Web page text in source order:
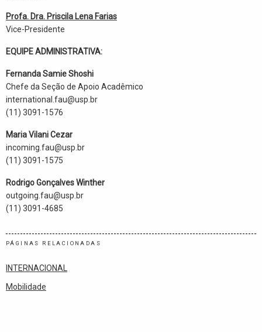
Profa. Dra. Priscila Lena Farias
Vice-Presidente
EQUIPE ADMINISTRATIVA:
Fernanda Samie Shoshi
Chefe da Seção de Apoio Acadêmico
international.fau@usp.br
(11) 3091-1576
Maria Vilani Cezar
incoming.fau@usp.br
(11) 3091-1575
Rodrigo Gonçalves Winther
outgoing.fau@usp.br
(11) 3091-4685
PÁGINAS RELACIONADAS
INTERNACIONAL
Mobilidade